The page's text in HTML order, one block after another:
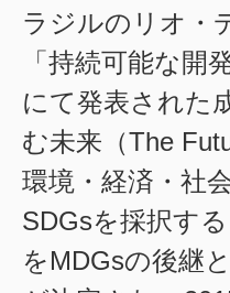
ラジルのリオ・
「持続可能な開
にて発表された
む未来（The
環境・経済・社
SDGsを採択す
をMDGsの後継